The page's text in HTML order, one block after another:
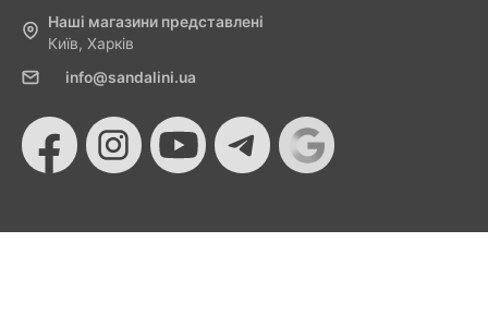
Наші магазини представлені
Київ, Харків
info@sandalini.ua